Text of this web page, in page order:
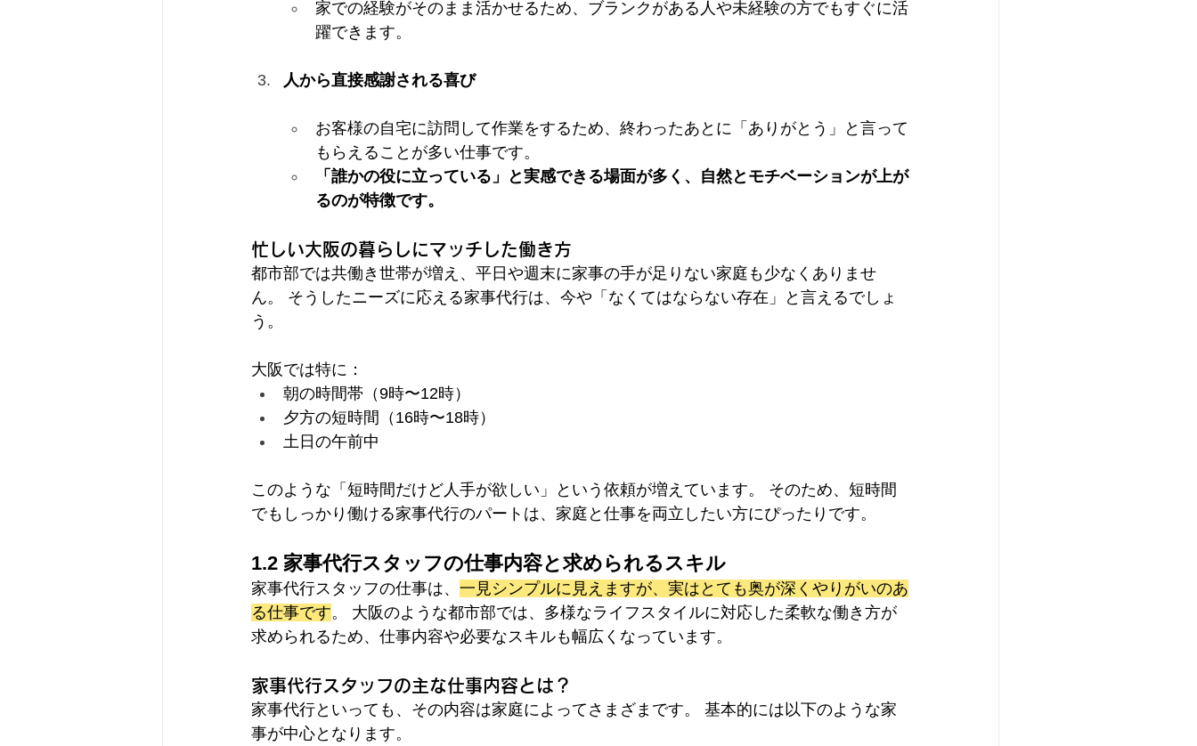
家での経験がそのまま活かせるため、ブランクがある人や未経験の方でもすぐに活
躍できます。
人から直接感謝される喜び
お客様の自宅に訪問して作業をするため、終わったあとに「ありがとう」と言って
もらえることが多い仕事です。
「誰かの役に立っている」と実感できる場面が多く、自然とモチベーションが上が
るのが特徴です。
忙しい大阪の暮らしにマッチした働き方
都市部では共働き世帯が増え、平日や週末に家事の手が足りない家庭も少なくありませ
ん。 そうしたニーズに応える家事代行は、今や「なくてはならない存在」と言えるでしょ
う。
大阪では特に：
朝の時間帯（9時〜12時）
夕方の短時間（16時〜18時）
土日の午前中
このような「短時間だけど人手が欲しい」という依頼が増えています。 そのため、短時間
でもしっかり働ける家事代行のパートは、家庭と仕事を両立したい方にぴったりです。
1.2 家事代行スタッフの仕事内容と求められるスキル
家事代行スタッフの仕事は、 一見シンプルに見えますが、実はとても奥が深くやりがいのあ
る仕事です。 大阪のような都市部では、多様なライフスタイルに対応した柔軟な働き方が
求められるため、仕事内容や必要なスキルも幅広くなっています。
家事代行スタッフの主な仕事内容とは？
家事代行といっても、その内容は家庭によってさまざまです。 基本的には以下のような家
事が中心となります。